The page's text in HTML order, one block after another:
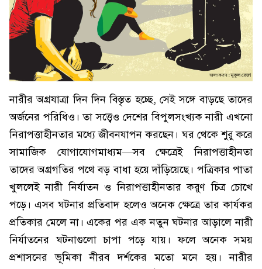
নারীর অগ্রযাত্রা দিন দিন বিস্তৃত হচ্ছে, সেই সঙ্গে বাড়ছে তাদের
অর্জনের পরিধিও। তা সত্ত্বেও দেশের বিপুলসংখ্যক নারী এখনো
নিরাপত্তাহীনতার মধ্যে জীবনযাপন করছেন। ঘর থেকে শুরু করে
সামাজিক যোগাযোগমাধ্যম—সব ক্ষেত্রেই নিরাপত্তাহীনতা
তাদের অগ্রগতির পথে বড় বাধা হয়ে দাঁড়িয়েছে। পত্রিকার পাতা
খুললেই নারী নির্যাতন ও নিরাপত্তাহীনতার করুণ চিত্র চোখে
পড়ে। এসব ঘটনার প্রতিবাদ হলেও অনেক ক্ষেত্রে তার কার্যকর
প্রতিকার মেলে না। একের পর এক নতুন ঘটনার আড়ালে নারী
নির্যাতনের ঘটনাগুলো চাপা পড়ে যায়। ফলে অনেক সময়
প্রশাসনের ভূমিকা নীরব দর্শকের মতো মনে হয়। নারীর